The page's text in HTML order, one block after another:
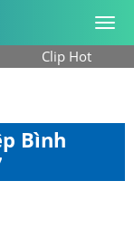
Clip Hot
Bình